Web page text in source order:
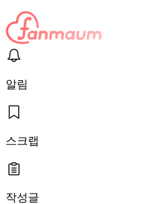
알림
스크랩
작성글